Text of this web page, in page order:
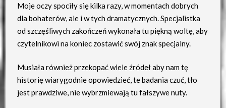
Moje oczy spociły się kilka razy, w momentach dobrych
dla bohaterów, ale i w tych dramatycznych. Specjalistka
od szczęśliwych zakończeń wykonała tu piękną woltę, aby
czytelnikowi na koniec zostawić swój znak specjalny.
Musiała również przekopać wiele źródeł aby nam tę
historię wiarygodnie opowiedzieć, te badania czuć, tło
jest prawdziwe, nie wybrzmiewają tu fałszywe nuty.